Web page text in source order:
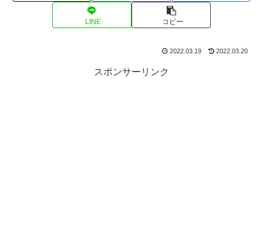
LINE コピー
2022.03.19 2022.03.20
スポンサーリンク